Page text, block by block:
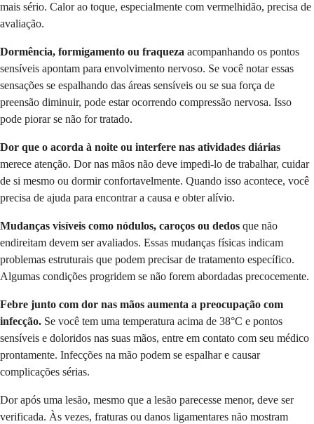
mais sério. Calor ao toque, especialmente com vermelhidão, precisa de
avaliação.
Dormência, formigamento ou fraqueza acompanhando os pontos
sensíveis apontam para envolvimento nervoso. Se você notar essas
sensações se espalhando das áreas sensíveis ou se sua força de
preensão diminuir, pode estar ocorrendo compressão nervosa. Isso
pode piorar se não for tratado.
Dor que o acorda à noite ou interfere nas atividades diárias
merece atenção. Dor nas mãos não deve impedi-lo de trabalhar, cuidar
de si mesmo ou dormir confortavelmente. Quando isso acontece, você
precisa de ajuda para encontrar a causa e obter alívio.
Mudanças visíveis como nódulos, caroços ou dedos que não
endireitam devem ser avaliados. Essas mudanças físicas indicam
problemas estruturais que podem precisar de tratamento específico.
Algumas condições progridem se não forem abordadas precocemente.
Febre junto com dor nas mãos aumenta a preocupação com
infecção. Se você tem uma temperatura acima de 38°C e pontos
sensíveis e doloridos nas suas mãos, entre em contato com seu médico
prontamente. Infecções na mão podem se espalhar e causar
complicações sérias.
Dor após uma lesão, mesmo que a lesão parecesse menor, deve ser
verificada. Às vezes, fraturas ou danos ligamentares não mostram